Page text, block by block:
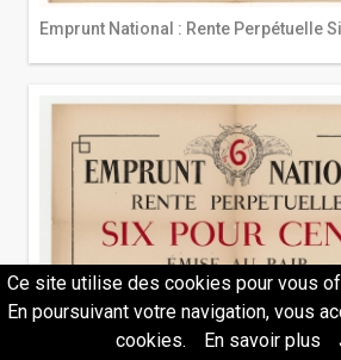
Emprunt National : Rente Perpétuelle
Ce site utilise des cookies pour vous
En poursuivant votre navigation, vous
cookies.
En savoir plus